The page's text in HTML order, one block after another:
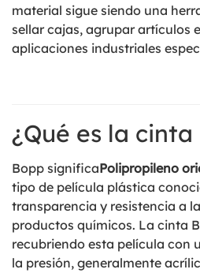
material sigue siendo una
sellar cajas, agrupar artículos
aplicaciones industriales
¿Qué es la cinta
Bopp significaPolipropileno
tipo de película plástica
transparencia y resistencia a
productos químicos. La cinta
recubriendo esta película con
la presión, generalmente